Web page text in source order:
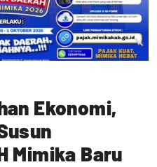
Ekonomi,
Mimika Baru